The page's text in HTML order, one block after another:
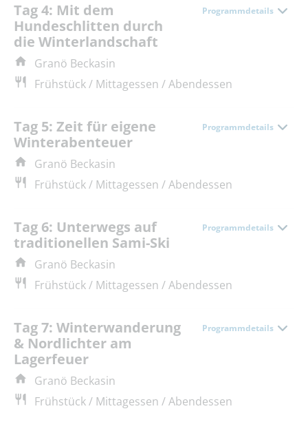
Tag 4: Mit dem
Hundeschlitten durch
die Winterlandschaft
Programmdetails
Granö Beckasin
Frühstück / Mittagessen / Abendessen
Tag 5: Zeit für eigene
Winterabenteuer
Programmdetails
Granö Beckasin
Frühstück / Mittagessen / Abendessen
Tag 6: Unterwegs auf
traditionellen Sami-Ski
Programmdetails
Granö Beckasin
Frühstück / Mittagessen / Abendessen
Tag 7: Winterwanderung
& Nordlichter am
Lagerfeuer
Programmdetails
Granö Beckasin
Frühstück / Mittagessen / Abendessen